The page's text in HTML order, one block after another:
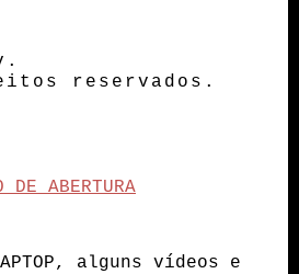
reservados.
DE ABERTURA
alguns vídeos e